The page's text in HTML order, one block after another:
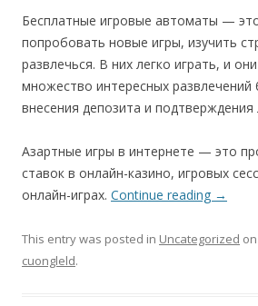
Бесплатные игровые автоматы —
попробовать новые игры, изучить
развлечься. В них легко играть, и
множество интересных развлечений
внесения депозита и подтверждения
Азартные игры в интернете — это
ставок в онлайн-казино, игровых
онлайн-играх. Continue reading →
This entry was posted in Uncategorized on
cuongleld.